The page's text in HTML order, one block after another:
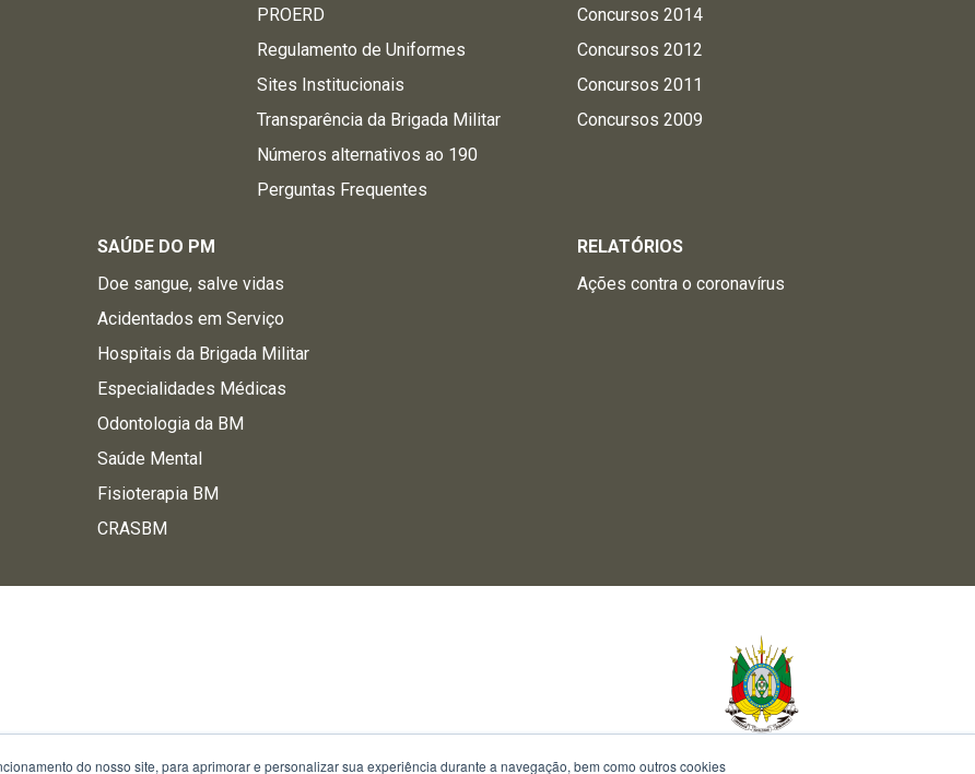
PROERD
Regulamento de Uniformes
Sites Institucionais
Transparência da Brigada Militar
Números alternativos ao 190
Perguntas Frequentes
Concursos 2014
Concursos 2012
Concursos 2011
Concursos 2009
SAÚDE DO PM
Doe sangue, salve vidas
Acidentados em Serviço
Hospitais da Brigada Militar
Especialidades Médicas
Odontologia da BM
Saúde Mental
Fisioterapia BM
CRASBM
RELATÓRIOS
Ações contra o coronavírus
do nosso site, para aprimorar e personalizar sua experiência durante a navegação, bem como outros cookies